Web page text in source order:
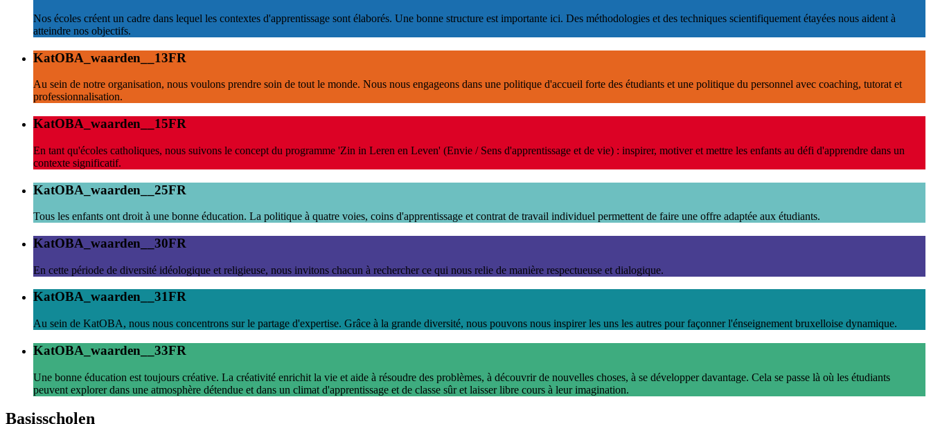
Nos écoles créent un cadre dans lequel les contextes d'apprentissage sont élaborés. Une bonne structure est importante ici. Des méthodologies et des techniques scientifiquement étayées nous aident à
atteindre nos objectifs.
KatOBA_waarden__13FR
Au sein de notre organisation, nous voulons prendre soin de tout le monde. Nous nous engageons dans une politique d'accueil forte des étudiants et une politique du personnel avec coaching, tutorat et
professionnalisation.
KatOBA_waarden__15FR
En tant qu'écoles catholiques, nous suivons le concept du programme 'Zin in Leren en Leven' (Envie / Sens d'apprentissage et de vie) : inspirer, motiver et mettre les enfants au défi d'apprendre dans un
contexte significatif.
KatOBA_waarden__25FR
Tous les enfants ont droit à une bonne éducation. La politique à quatre voies, coins d'apprentissage et contrat de travail individuel permettent de faire une offre adaptée aux étudiants.
KatOBA_waarden__30FR
En cette période de diversité idéologique et religieuse, nous invitons chacun à rechercher ce qui nous relie de manière respectueuse et dialogique.
KatOBA_waarden__31FR
Au sein de KatOBA, nous nous concentrons sur le partage d'expertise. Grâce à la grande diversité, nous pouvons nous inspirer les uns les autres pour façonner l'énseignement bruxelloise dynamique.
KatOBA_waarden__33FR
Une bonne éducation est toujours créative. La créativité enrichit la vie et aide à résoudre des problèmes, à découvrir de nouvelles choses, à se développer davantage. Cela se passe là où les étudiants
peuvent explorer dans une atmosphère détendue et dans un climat d'apprentissage et de classe sûr et laisser libre cours à leur imagination.
Basisscholen